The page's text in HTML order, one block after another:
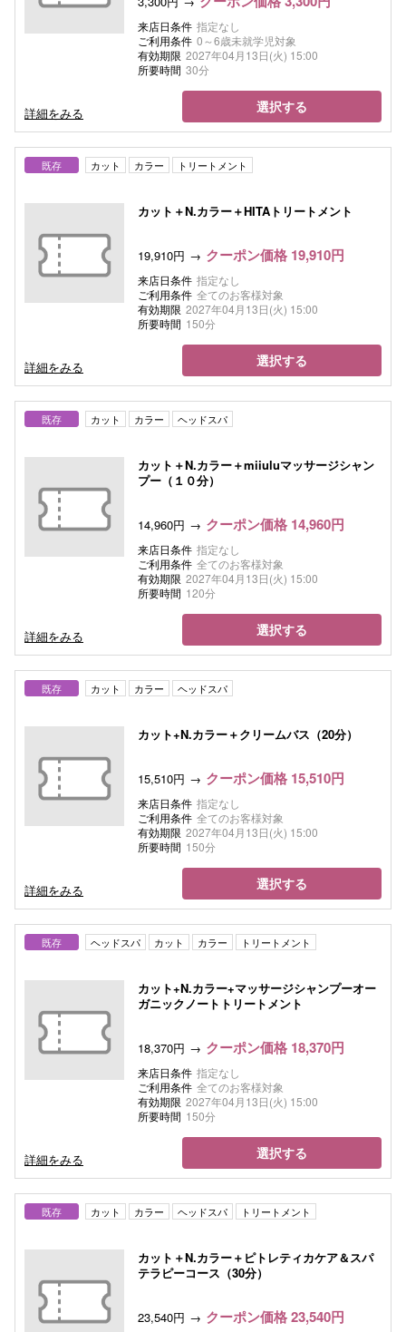
来店日条件 指定なし
ご利用条件 0～6歳未就学児対象
有効期限 2027年04月13日(火) 15:00
所要時間 30分
詳細をみる 選択する
既存 カット カラー トリートメント
カット＋N.カラー＋HITAトリートメント
19,910円 クーポン価格 19,910円
来店日条件 指定なし
ご利用条件 全てのお客様対象
有効期限 2027年04月13日(火) 15:00
所要時間 150分
詳細をみる 選択する
既存 カット カラー ヘッドスパ
カット＋N.カラー＋miiuluマッサージシャン
プー（１０分）
14,960円 クーポン価格 14,960円
来店日条件 指定なし
ご利用条件 全てのお客様対象
有効期限 2027年04月13日(火) 15:00
所要時間 120分
詳細をみる 選択する
既存 カット カラー ヘッドスパ
カット+N.カラー＋クリームバス（20分）
15,510円 クーポン価格 15,510円
来店日条件 指定なし
ご利用条件 全てのお客様対象
有効期限 2027年04月13日(火) 15:00
所要時間 150分
詳細をみる 選択する
既存 ヘッドスパ カット カラー トリートメント
カット+N.カラー+マッサージシャンプーオー
ガニックノートトリートメント
18,370円 クーポン価格 18,370円
来店日条件 指定なし
ご利用条件 全てのお客様対象
有効期限 2027年04月13日(火) 15:00
所要時間 150分
詳細をみる 選択する
既存 カット カラー ヘッドスパ トリートメント
カット＋N.カラー＋ピトレティカケア＆スパ
テラピーコース（30分）
23,540円 クーポン価格 23,540円